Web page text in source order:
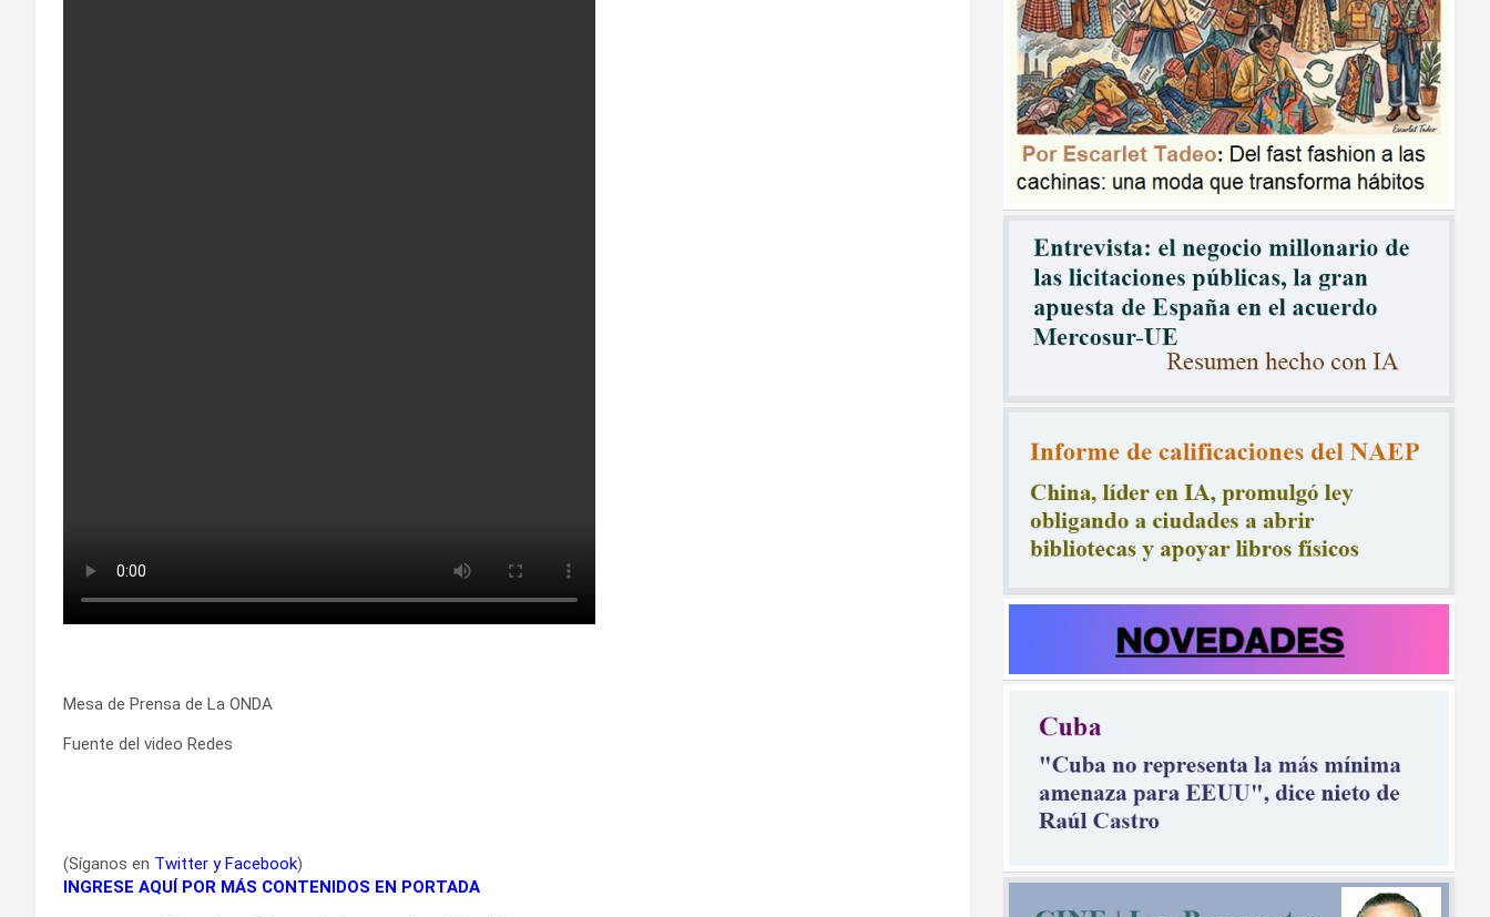
Mesa de Prensa de La ONDA
Fuente del video Redes
(Síganos en Twitter yFacebook)
INGRESE AQUÍ POR MÁS CONTENIDOS EN PORTADA